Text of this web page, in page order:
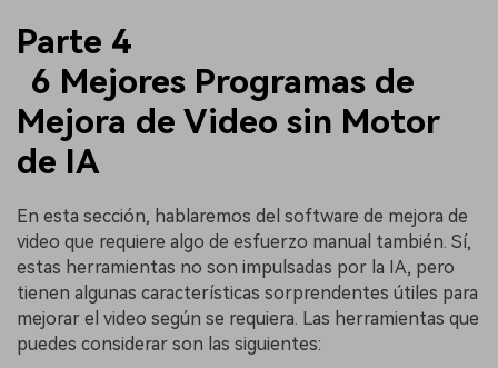
Parte 4
6 Mejores Programas de
Mejora de Video sin Motor
de IA
En esta sección, hablaremos del software de mejora de
video que requiere algo de esfuerzo manual también. Sí,
estas herramientas no son impulsadas por la IA, pero
tienen algunas características sorprendentes útiles para
mejorar el video según se requiera. Las herramientas que
puedes considerar son las siguientes: